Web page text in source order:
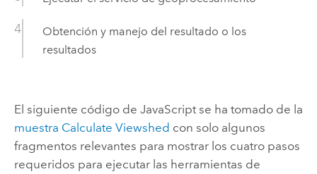
Obtención y manejo del resultado o los
resultados
El siguiente código de JavaScriptse ha tomado de la
muestra Calculate Viewshed con solo algunos
fragmentos relevantes para mostrar los cuatro pasos
requeridos para ejecutar las herramientas de